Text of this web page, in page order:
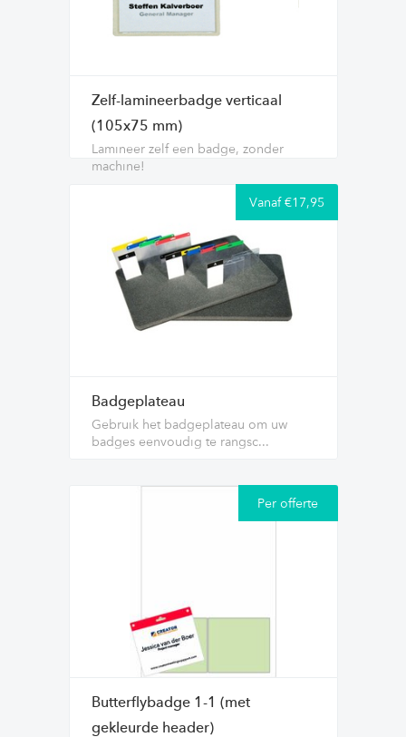
Zelf-lamineerbadge verticaal
(105x75 mm)
Lamineer zelf een badge, zonder
machine!
Vanaf €17,95
Badgeplateau
Gebruik het badgeplateau om uw
badges eenvoudig te rangsc...
Per offerte
Butterflybadge 1-1 (met
gekleurde header)